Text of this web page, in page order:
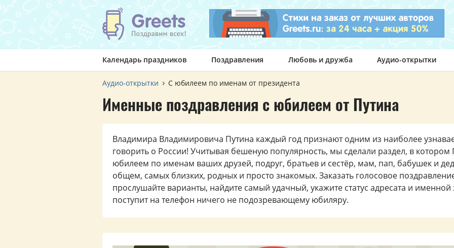
Календарь праздников Поздравления Любовь и дружба Аудио-открытки
Аудио-открытки С юбилеем по именам от президента
Именные поздравления с юбилеем от Путина
Владимира Владимировича Путина каждый год признают одним из наиболее
говорить о России! Учитывая бешеную популярность, мы сделали раздел, в котором
юбилеем по именам ваших друзей, подруг, братьев и сестёр, мам, пап, бабушек и
общем, самых близких, родных и просто знакомых. Заказать голосовое
прослушайте варианты, найдите самый удачный, укажите статус адресата и именной
поступит на телефон ничего не подозревающему юбиляру.